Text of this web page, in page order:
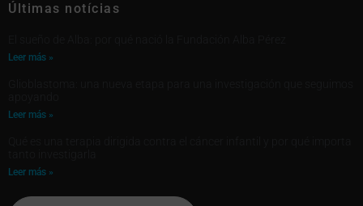
Últimas notícias
Leer más »
Leer más »
Leer más »